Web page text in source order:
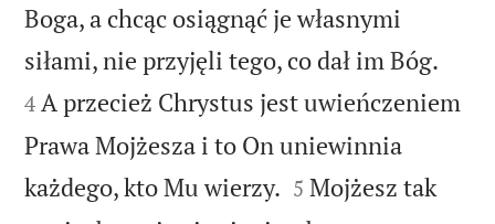
Boga, a chcąc osiągnąć je własnymi
siłami, nie przyjęli tego, co dał im Bóg.
4 A przecież Chrystus jest uwieńczeniem
Prawa Mojżesza i to On uniewinnia
każdego, kto Mu wierzy. 

5 Mojżesz tak